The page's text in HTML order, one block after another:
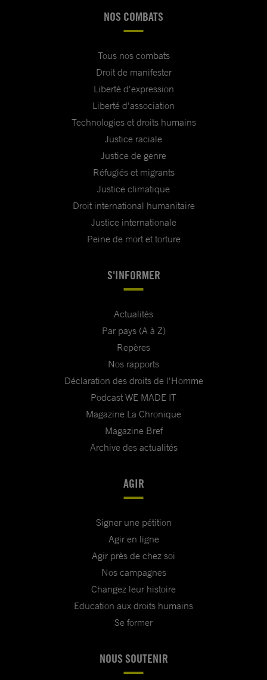
NOS COMBATS
Tous nos combats
Droit de manifester
Liberté d'expression
Liberté d'association
Technologies et droits humains
Justice raciale
Justice de genre
Réfugiés et migrants
Justice climatique
Droit international humanitaire
Justice internationale
Peine de mort et torture
S'INFORMER
Actualités
Par pays (A à Z)
Repères
Nos rapports
Déclaration des droits de l'Homme
Podcast WE MADE IT
Magazine La Chronique
Magazine Bref
Archive des actualités
AGIR
Signer une pétition
Agir en ligne
Agir près de chez soi
Nos campagnes
Changez leur histoire
Education aux droits humains
Se former
NOUS SOUTENIR